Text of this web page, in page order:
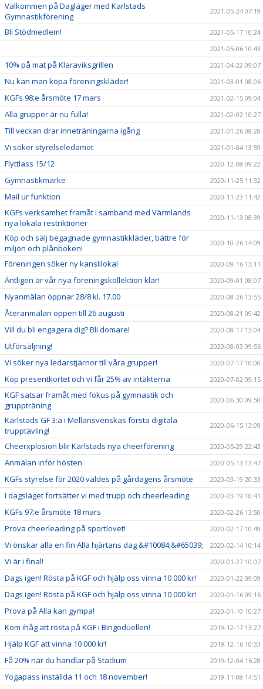
Välkommen på Dagläger med Karlstads
Gymnastikförening
2021-05-24 07:19
Bli Stödmedlem!
2021-05-17 10:24
2021-05-06 10:43
10% på mat på Klaraviksgrillen 2021-04-22 09:07
Nu kan man köpa föreningskläder! 2021-03-01 08:06
KGFs 98:e årsmöte 17 mars 2021-02-15 09:04
Alla grupper är nu fulla! 2021-02-02 10:27
Till veckan drar inneträningarna igång 2021-01-26 08:28
Vi söker styrelseledamot 2021-01-04 13:59
Flyttlass 15/12 2020-12-08 09:22
Gymnastikmärke 2020-11-25 11:32
Mail ur funktion 2020-11-23 11:42
KGFs verksamhet framåt i samband med Värmlands
nya lokala restriktioner
2020-11-13 08:39
Köp och sälj begagnade gymnastikkläder, bättre för
miljön och plånboken!
2020-10-26 14:09
Föreningen söker ny kanslilokal 2020-09-16 13:11
Äntligen är vår nya föreningskollektion klar! 2020-09-01 08:07
Nyanmälan öppnar 28/8 kl. 17.00 2020-08-26 13:55
Återanmälan öppen till 26 augusti 2020-08-21 09:42
Vill du bli engagera dig? Bli domare! 2020-08-17 13:04
Utförsäljning! 2020-08-03 09:56
Vi söker nya ledarstjärnor till våra grupper! 2020-07-17 10:00
Köp presentkortet och vi får 25% av intäkterna 2020-07-02 09:15
KGF satsar framåt med fokus på gymnastik och
gruppträning
2020-06-30 09:50
Karlstads GF 3:a i Mellansvenskas första digitala
trupptävling!
2020-06-15 13:09
Cheerxplosion blir Karlstads nya cheerförening 2020-05-29 22:43
Anmälan inför hösten 2020-05-13 13:47
KGFs styrelse för 2020 valdes på gårdagens årsmöte 2020-03-19 20:33
I dagsläget fortsätter vi med trupp och cheerleading 2020-03-19 10:41
KGFs 97:e årsmöte 18 mars 2020-02-26 13:50
Prova cheerleading på sportlovet! 2020-02-17 10:49
Vi önskar alla en fin Alla hjärtans dag &#10084;&#65039; 2020-02-14 10:14
Vi är i final! 2020-01-27 10:07
Dags igen! Rösta på KGF och hjälp oss vinna 10 000 kr! 2020-01-22 09:09
Dags igen! Rösta på KGF och hjälp oss vinna 10 000 kr! 2020-01-16 09:16
Prova på Alla kan gympa! 2020-01-10 10:27
Kom ihåg att rösta på KGF i Bingoduellen! 2019-12-17 13:27
Hjälp KGF att vinna 10 000 kr! 2019-12-16 10:33
Få 20% när du handlar på Stadium 2019-12-04 16:28
Yogapass inställda 11 och 18 november! 2019-11-08 14:51